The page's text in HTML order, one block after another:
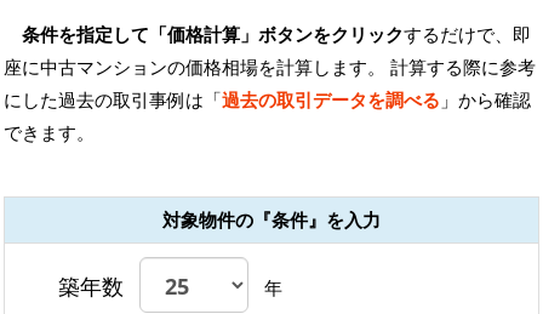
条件を指定して「価格計算」ボタンをクリックするだけで、即
座に中古マンションの価格相場を計算します。 計算する際に参考
にした過去の取引事例は「過去の取引データを調べる 」から確認
できます。
対象物件の『条件』を入力
築年数 年